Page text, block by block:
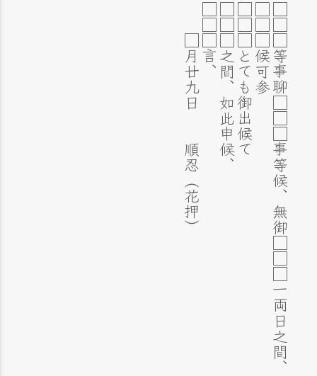
□□□等事聊□□□事等候、無御□□□一両日之間、
□□□候可参
□□□とても御出候て
□□□之間、如此申候、
□□□言、
□月廿九日 順忍（花押）